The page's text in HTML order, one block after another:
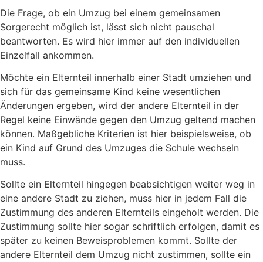
Die Frage, ob ein Umzug bei einem gemeinsamen
Sorgerecht möglich ist, lässt sich nicht pauschal
beantworten. Es wird hier immer auf den individuellen
Einzelfall ankommen.
Möchte ein Elternteil innerhalb einer Stadt umziehen und
sich für das gemeinsame Kind keine wesentlichen
Änderungen ergeben, wird der andere Elternteil in der
Regel keine Einwände gegen den Umzug geltend machen
können. Maßgebliche Kriterien ist hier beispielsweise, ob
ein Kind auf Grund des Umzuges die Schule wechseln
muss.
Sollte ein Elternteil hingegen beabsichtigen weiter weg in
eine andere Stadt zu ziehen, muss hier in jedem Fall die
Zustimmung des anderen Elternteils eingeholt werden. Die
Zustimmung sollte hier sogar schriftlich erfolgen, damit es
später zu keinen Beweisproblemen kommt. Sollte der
andere Elternteil dem Umzug nicht zustimmen, sollte ein